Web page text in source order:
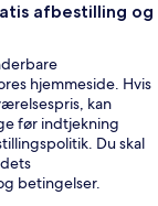
afbestilling og
hjemmeside. Hvis
kan
før indtjekning
Du skal
betingelser.